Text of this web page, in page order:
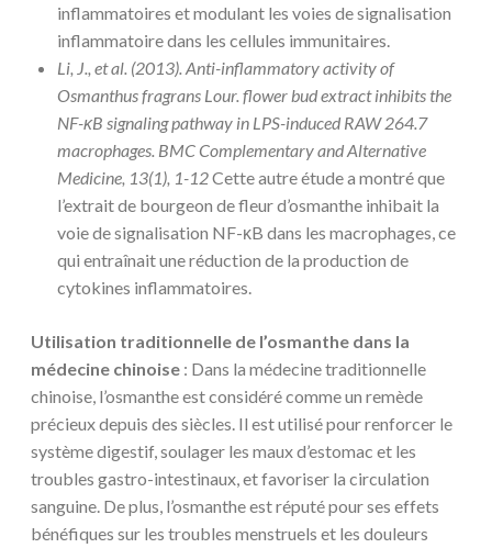
inflammatoires et modulant les voies de signalisation
inflammatoire dans les cellules immunitaires.
Li, J., et al. (2013). Anti-inflammatory activity of
Osmanthus fragrans Lour. flower bud extract inhibits the
NF-κB signaling pathway in LPS-induced RAW 264.7
macrophages. BMC Complementary and Alternative
Medicine, 13(1), 1-12Cette autre étude a montré que
l’extrait de bourgeon de fleur d’osmanthe inhibait la
voie de signalisation NF-κB dans les macrophages, ce
qui entraînait une réduction de la production de
cytokines inflammatoires.
Utilisation traditionnelle de l’osmanthe dans la
médecine chinoise : Dans la médecine traditionnelle
chinoise, l’osmanthe est considéré comme un remède
précieux depuis des siècles. Il est utilisé pour renforcer le
système digestif, soulager les maux d’estomac et les
troubles gastro-intestinaux, et favoriser la circulation
sanguine. De plus, l’osmanthe est réputé pour ses effets
bénéfiques sur les troubles menstruels et les douleurs